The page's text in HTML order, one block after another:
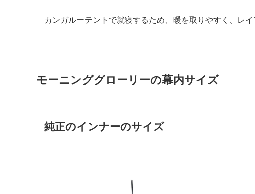
カンガルーテントで就寝するため、暖を取りやすく、レ
モーニンググローリーの幕内サイズ
純正のインナーのサイズ